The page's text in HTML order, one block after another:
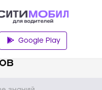
Google Play